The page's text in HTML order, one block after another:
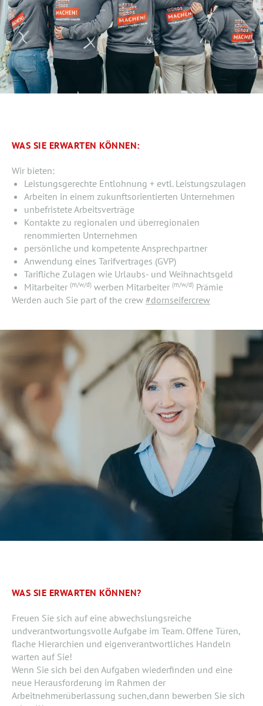
WAS SIE ERWARTEN KÖNNEN:
Wir bieten:
Leistungsgerechte Entlohnung + evtl. Leistungszulagen
Arbeiten in einem zukunftsorientierten Unternehmen
unbefristete Arbeitsverträge
Kontakte zu regionalen und überregionalen
renommierten Unternehmen
persönliche und kompetente Ansprechpartner
Anwendung eines Tarifvertrages (GVP)
Tarifliche Zulagen wie Urlaubs- und Weihnachtsgeld
Mitarbeiter (m/w/d)werben Mitarbeiter (m/w/d)Prämie
Werden auch Sie part of the crew #dornseifercrew
WAS SIE ERWARTEN KÖNNEN?
Freuen Sie sich auf eine abwechslungsreiche
undverantwortungsvolle Aufgabe im Team. Offene Türen,
flache Hierarchien und eigenverantwortliches Handeln
warten auf Sie!
Wenn Sie sich bei den Aufgaben wiederfinden und eine
neue Herausforderung im Rahmen der
Arbeitnehmerüberlassung suchen,dann bewerben Sie sich